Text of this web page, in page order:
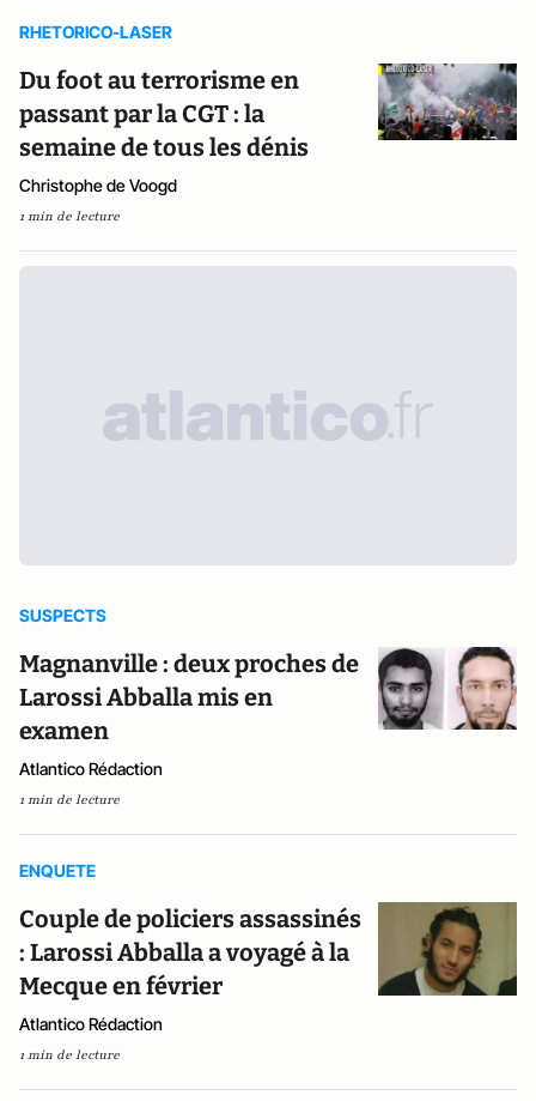
RHETORICO-LASER
Du foot au terrorisme en
passant par la CGT : la
semaine de tous les dénis
Christophe de Voogd
1 min de lecture
SUSPECTS
Magnanville : deux proches de
Larossi Abballa mis en
examen
Atlantico Rédaction
1 min de lecture
ENQUETE
Couple de policiers assassinés
: Larossi Abballa a voyagé à la
Mecque en février
Atlantico Rédaction
1 min de lecture